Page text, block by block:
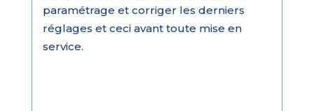
paramétrage et corriger les derniers
réglages et ceci avant toute mise en
service.